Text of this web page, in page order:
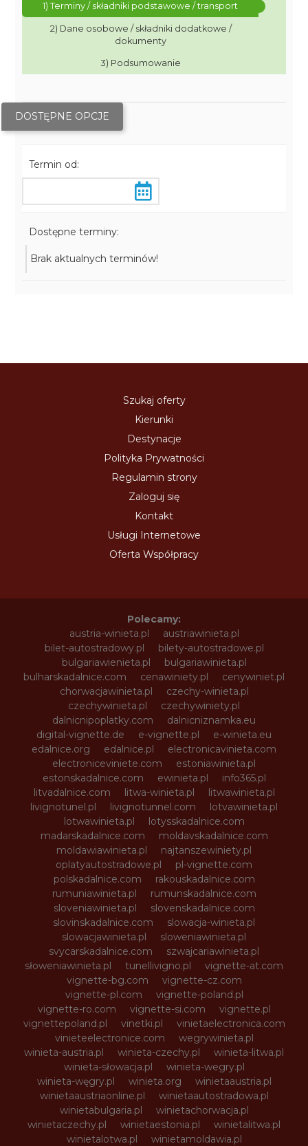
1) Terminy / składniki podstawowe / transport
2) Dane osobowe / składniki dodatkowe /
dokumenty
3) Podsumowanie
DOSTĘPNE OPCJE
Termin od:
Dostępne terminy:
Brak aktualnych terminów!
Szukaj oferty
Kierunki
Destynacje
Polityka Prywatności
Regulamin strony
Zaloguj się
Kontakt
Usługi Internetowe
Oferta Współpracy
Polecamy:
austria-winieta.pl
austriawinieta.pl
bilet-autostradowy.pl
bilety-autostradowe.pl
bulgariawienieta.pl
bulgariawinieta.pl
bulharskadalnice.com
cenawiniety.pl
cenywiniet.pl
chorwacjawinieta.pl
czechy-winieta.pl
czechywinieta.pl
czechywiniety.pl
dalnicnipoplatky.com
dalnicniznamka.eu
digital-vignette.de
e-vignette.pl
e-winieta.eu
edalnice.org
edalnice.pl
electronicavinieta.com
electroniceviniete.com
estoniawinieta.pl
estonskadalnice.com
ewinieta.pl
info365.pl
litvadalnice.com
litwa-winieta.pl
litwawinieta.pl
livignotunel.pl
livignotunnel.com
lotvawinieta.pl
lotwawinieta.pl
lotysskadalnice.com
madarskadalnice.com
moldavskadalnice.com
moldawiawinieta.pl
najtanszewiniety.pl
oplatyautostradowe.pl
pl-vignette.com
polskadalnice.com
rakouskadalnice.com
rumuniawinieta.pl
rumunskadalnice.com
sloveniawinieta.pl
slovenskadalnice.com
slovinskadalnice.com
slowacja-winieta.pl
slowacjawinieta.pl
sloweniawinieta.pl
svycarskadalnice.com
szwajcariawinieta.pl
słoweniawinieta.pl
tunellivigno.pl
vignette-at.com
vignette-bg.com
vignette-cz.com
vignette-pl.com
vignette-poland.pl
vignette-ro.com
vignette-si.com
vignette.pl
vignettepoland.pl
vinetki.pl
vinietaelectronica.com
vinieteelectronice.com
wegrywinieta.pl
winieta-austria.pl
winieta-czechy.pl
winieta-litwa.pl
winieta-słowacja.pl
winieta-wegry.pl
winieta-węgry.pl
winieta.org
winietaaustria.pl
winietaaustriaonline.pl
winietaautostradowa.pl
winietabulgaria.pl
winietachorwacja.pl
winietaczechy.pl
winietaestonia.pl
winietalitwa.pl
winietalotwa.pl
winietamoldawia.pl